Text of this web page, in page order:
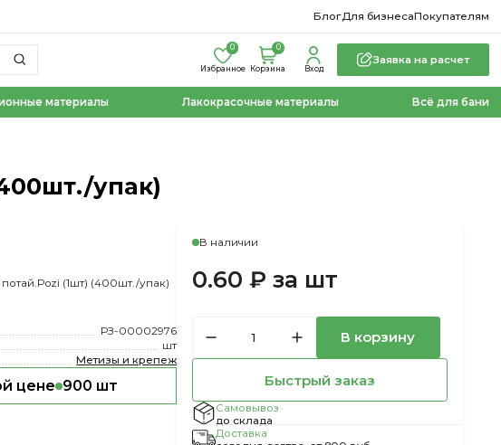
БлогДля бизнесаПокупателям
Избранное
0 0
Корзина Вход
Заявка на расчет
материалы Лакокрасочные материалы Всё для бани
упак)
(1шт) (400шт./упак)
РЗ-00002976
шт
Метизы и крепеж
цене 900 шт
В наличии
0.60 ₽ за шт
В корзину
Быстрый заказ
Самовывоз
до склада
Доставка